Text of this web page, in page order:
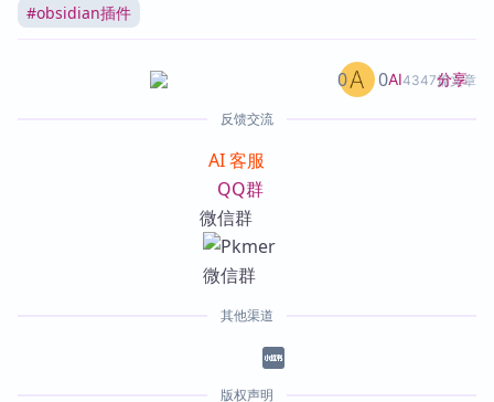
#obsidian插件
AI4347篇文章
0 0 分享
反馈交流
AI 客服
QQ群
微信群
其他渠道
版权声明